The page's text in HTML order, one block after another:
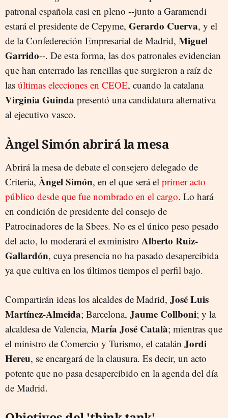
patronal española casi en pleno --junto a Garamendi
estará el presidente de Cepyme, Gerardo Cuerva, y el
de la Confedereción Empresarial de Madrid, Miguel
Garrido--. De esta forma, las dos patronales evidencian
que han enterrado las rencillas que surgieron a raíz de
las últimas elecciones en CEOE, cuando la catalana
Virginia Guinda presentó una candidatura alternativa
al ejecutivo vasco.
Àngel Simón abrirá la mesa
Abrirá la mesa de debate el consejero delegado de
Criteria, Àngel Simón, en el que será el primer acto
público desde que fue nombrado en el cargo. Lo hará
en condición de presidente del consejo de
Patrocinadores de la Sbees. No es el único peso pesado
del acto, lo moderará el exministro Alberto Ruiz-
Gallardón, cuya presencia no ha pasado desapercibida
ya que cultiva en los últimos tiempos el perfil bajo.
Compartirán ideas los alcaldes de Madrid, José Luis
Martínez-Almeida; Barcelona, Jaume Collboni; y la
alcaldesa de Valencia, María José Català; mientras que
el ministro de Comercio y Turismo, el catalán Jordi
Hereu, se encargará de la clausura. Es decir, un acto
potente que no pasa desapercibido en la agenda del día
de Madrid.